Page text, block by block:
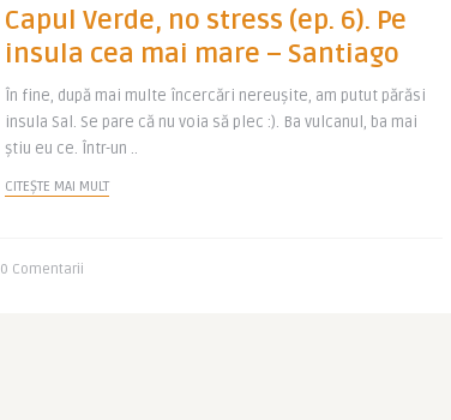
Capul Verde, no stress (ep. 6). Pe
insula cea mai mare – Santiago
În fine, după mai multe încercări nereuşite, am putut părăsi
insula Sal. Se pare că nu voia să plec :). Ba vulcanul, ba mai
ştiu eu ce. Într-un ..
CITEȘTE MAI MULT
0 Comentarii